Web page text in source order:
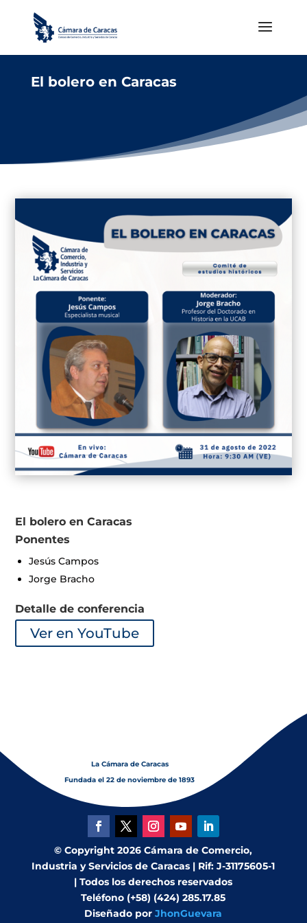
El bolero en Caracas
El bolero en Caracas
Ponentes
Jesús Campos
Jorge Bracho
Detalle de conferencia
Ver en YouTube
La Cámara de Caracas
Fundada el 22 de noviembre de 1893
© Copyright 2026 Cámara de Comercio,
Industria y Servicios de Caracas | Rif: J-31175605-1
| Todos los derechos reservados
Teléfono (+58) (424) 285.17.85
Diseñado porJhonGuevara